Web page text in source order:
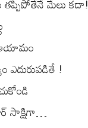
ఆయామం
ఎదురుపడితే !
సాక్షిగా…